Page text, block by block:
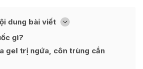
dung bài viết [
Ẩn
gì?
gel trị ngứa, côn trùng cắn